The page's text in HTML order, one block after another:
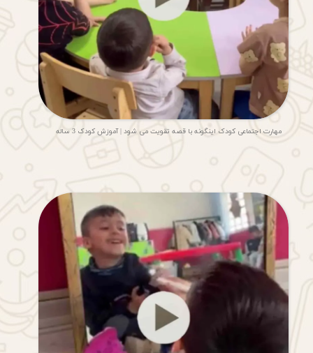
مهارت اجتماعی کودک اینگونه با قصه تقویت می شود | آموزش کودک 3 ساله